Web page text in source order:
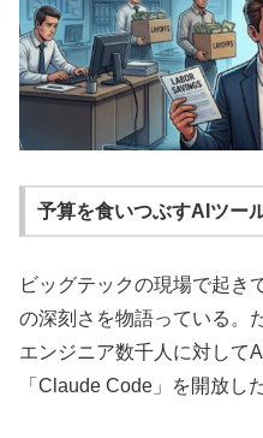
予算を食いつぶすAIツー
ビッグテックの現場で起き
の深刻さを物語っている。
エンジニア数千人に対して
「Claude Code」を開放した